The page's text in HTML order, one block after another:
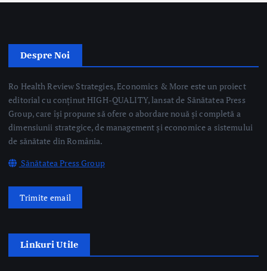
Sănătatea Press Group
Trimite email
Linkuri Utile
Știri
Evenimente Medicale
Science&Tech